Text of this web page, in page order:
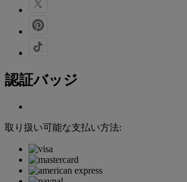
認証バッジ
取り扱い可能な支払い方法: